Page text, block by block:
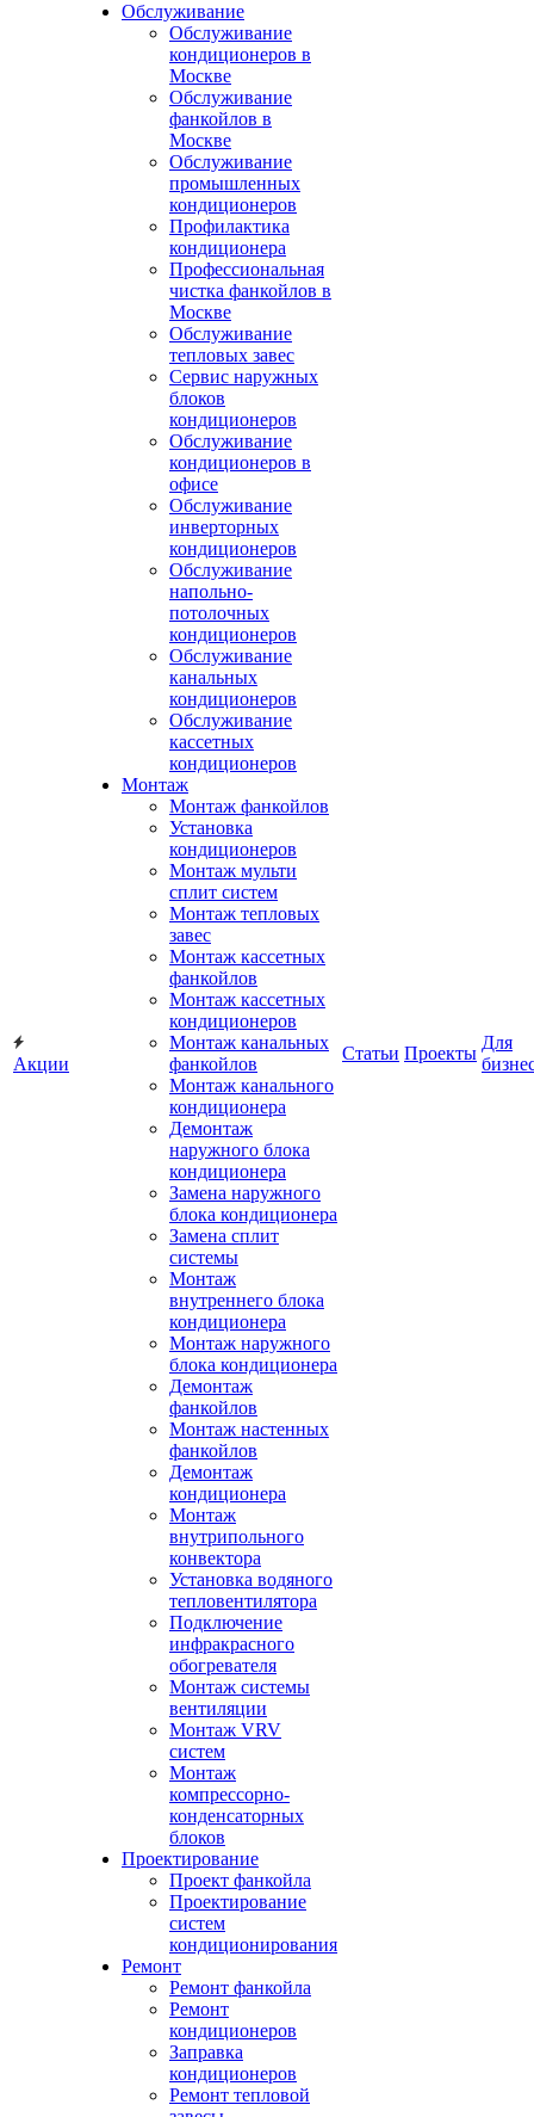
Акции
Обслуживание
Обслуживание
кондиционеров в
Москве
Обслуживание
фанкойлов в
Москве
Обслуживание
промышленных
кондиционеров
Профилактика
кондиционера
Профессиональная
чистка фанкойлов в
Москве
Обслуживание
тепловых завес
Сервис наружных
блоков
кондиционеров
Обслуживание
кондиционеров в
офисе
Обслуживание
инверторных
кондиционеров
Обслуживание
напольно-
потолочных
кондиционеров
Обслуживание
канальных
кондиционеров
Обслуживание
кассетных
кондиционеров
Монтаж
Монтаж фанкойлов
Установка
кондиционеров
Монтаж мульти
сплит систем
Монтаж тепловых
завес
Монтаж кассетных
фанкойлов
Монтаж кассетных
кондиционеров
Монтаж канальных
фанкойлов
Монтаж канального
кондиционера
Демонтаж
наружного блока
кондиционера
Замена наружного
блока кондиционера
Замена сплит
системы
Монтаж
внутреннего блока
кондиционера
Монтаж наружного
блока кондиционера
Демонтаж
фанкойлов
Монтаж настенных
фанкойлов
Демонтаж
кондиционера
Монтаж
внутрипольного
конвектора
Установка водяного
тепловентилятора
Подключение
инфракрасного
обогревателя
Монтаж системы
вентиляции
Монтаж VRV
систем
Монтаж
компрессорно-
конденсаторных
блоков
Проектирование
Проект фанкойла
Проектирование
систем
кондиционирования
Ремонт
Ремонт фанкойла
Ремонт
кондиционеров
Заправка
кондиционеров
Ремонт тепловой
Статьи Проекты
Для